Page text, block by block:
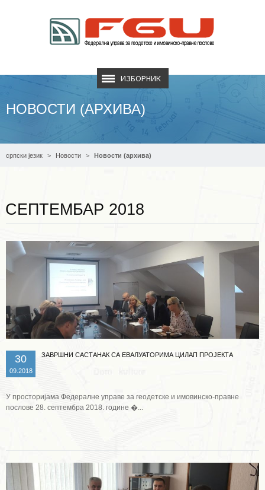
ИЗБОРНИК
НОВОСТИ (АРХИВА)
српски језик Новости Новости (архива)
СЕПТЕМБАР 2018
30
09.2018
ЗАВРШНИ САСТАНАК СА ЕВАЛУАТОРИМА ЦИЛАП ПРОЈЕКТА
У просторијама Федералне управе за геодетске и имовинско-правне
послове 28. септембра 2018. године �...